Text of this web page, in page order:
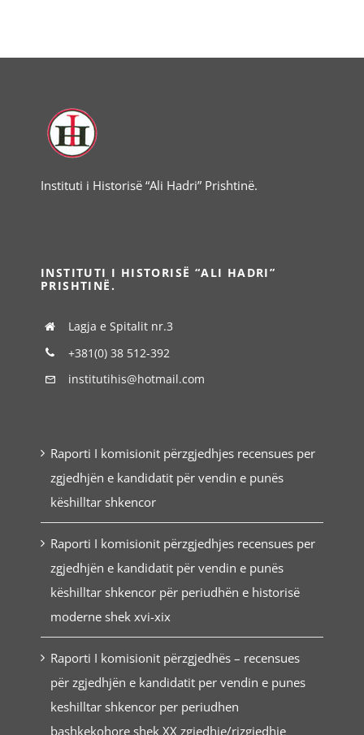
Instituti i Historisë “Ali Hadri” Prishtinë.
INSTITUTI I HISTORISË “ALI HADRI”
PRISHTINË.
Lagja e Spitalit nr.3
+381(0) 38 512-392
institutihis@hotmail.com
Raporti I komisionit përzgjedhjes recensues per
zgjedhjën e kandidatit për vendin e punës
këshilltar shkencor
Raporti I komisionit përzgjedhjes recensues per
zgjedhjën e kandidatit për vendin e punës
këshilltar shkencor për periudhën e historisë
moderne shek xvi-xix
Raporti I komisionit përzgjedhës – recensues
për zgjedhjën e kandidatit per vendin e punes
keshilltar shkencor per periudhen
bashkekohore shek XX zgjedhje/rizgjedhje